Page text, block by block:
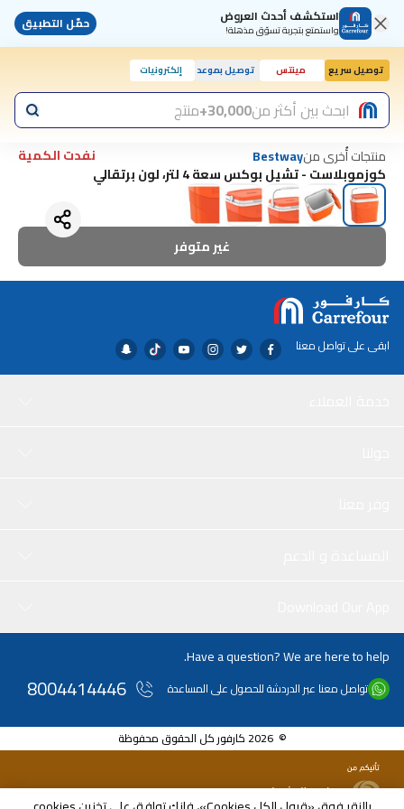
استكشف أحدث العروض
واستمتع بتجربة تسوّق مذهلة! حمّل التطبيق
توصيل سريع مينتس توصيل بموعد إلكترونيات
ابحث بين أكثر من30,000+ منتج
منتجات أُخرى منBestway
نفدت الكمية
كوزموبلاست - تشيل بوكس سعة 4 لتر، لون برتقالي
غير متوفر
ابقى على تواصل معنا
Have a question? We are here to help.
تواصل معنا عبر الدردشة للحصول على المساعدة 8004414446
© 2026 كارفور كل الحقوق محفوظة